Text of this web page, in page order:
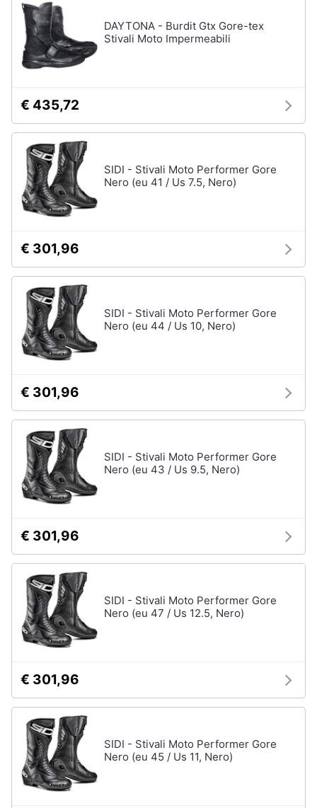
DAYTONA - Burdit Gtx Gore-tex
Stivali Moto Impermeabili
€ 435,72
SIDI - Stivali Moto Performer Gore
Nero (eu 41 / Us 7.5, Nero)
€ 301,96
SIDI - Stivali Moto Performer Gore
Nero (eu 44 / Us 10, Nero)
€ 301,96
SIDI - Stivali Moto Performer Gore
Nero (eu 43 / Us 9.5, Nero)
€ 301,96
SIDI - Stivali Moto Performer Gore
Nero (eu 47 / Us 12.5, Nero)
€ 301,96
SIDI - Stivali Moto Performer Gore
Nero (eu 45 / Us 11, Nero)